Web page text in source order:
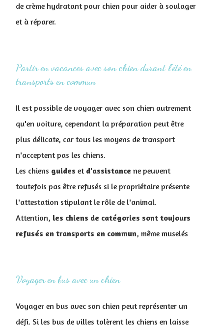
de crème hydratant pour chien pour aider à soulager
et à réparer.
Partir en vacances avec son chien durant l'été en
transports en commun
Il est possible de voyager avec son chien autrement
qu'en voiture, cependant la préparation peut être
plus délicate, car tous les moyens de transport
n'acceptent pas les chiens.
Les chiens guides et d'assistance ne peuvent
toutefois pas être refusés si le propriétaire présente
l'attestation stipulant le rôle de l'animal.
Attention, les chiens de catégories sont toujours
refusés en transports en commun, même muselés
Voyager en bus avec un chien
Voyager en bus avec son chien peut représenter un
défi. Si les bus de villes tolèrent les chiens en laisse